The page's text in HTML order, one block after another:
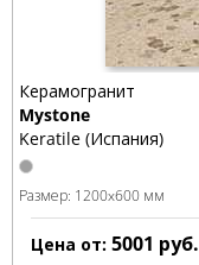
Керамогранит
Mystone
Keratile (Испания)
Размер: 1200x600 мм
Цена от: 5001 руб.